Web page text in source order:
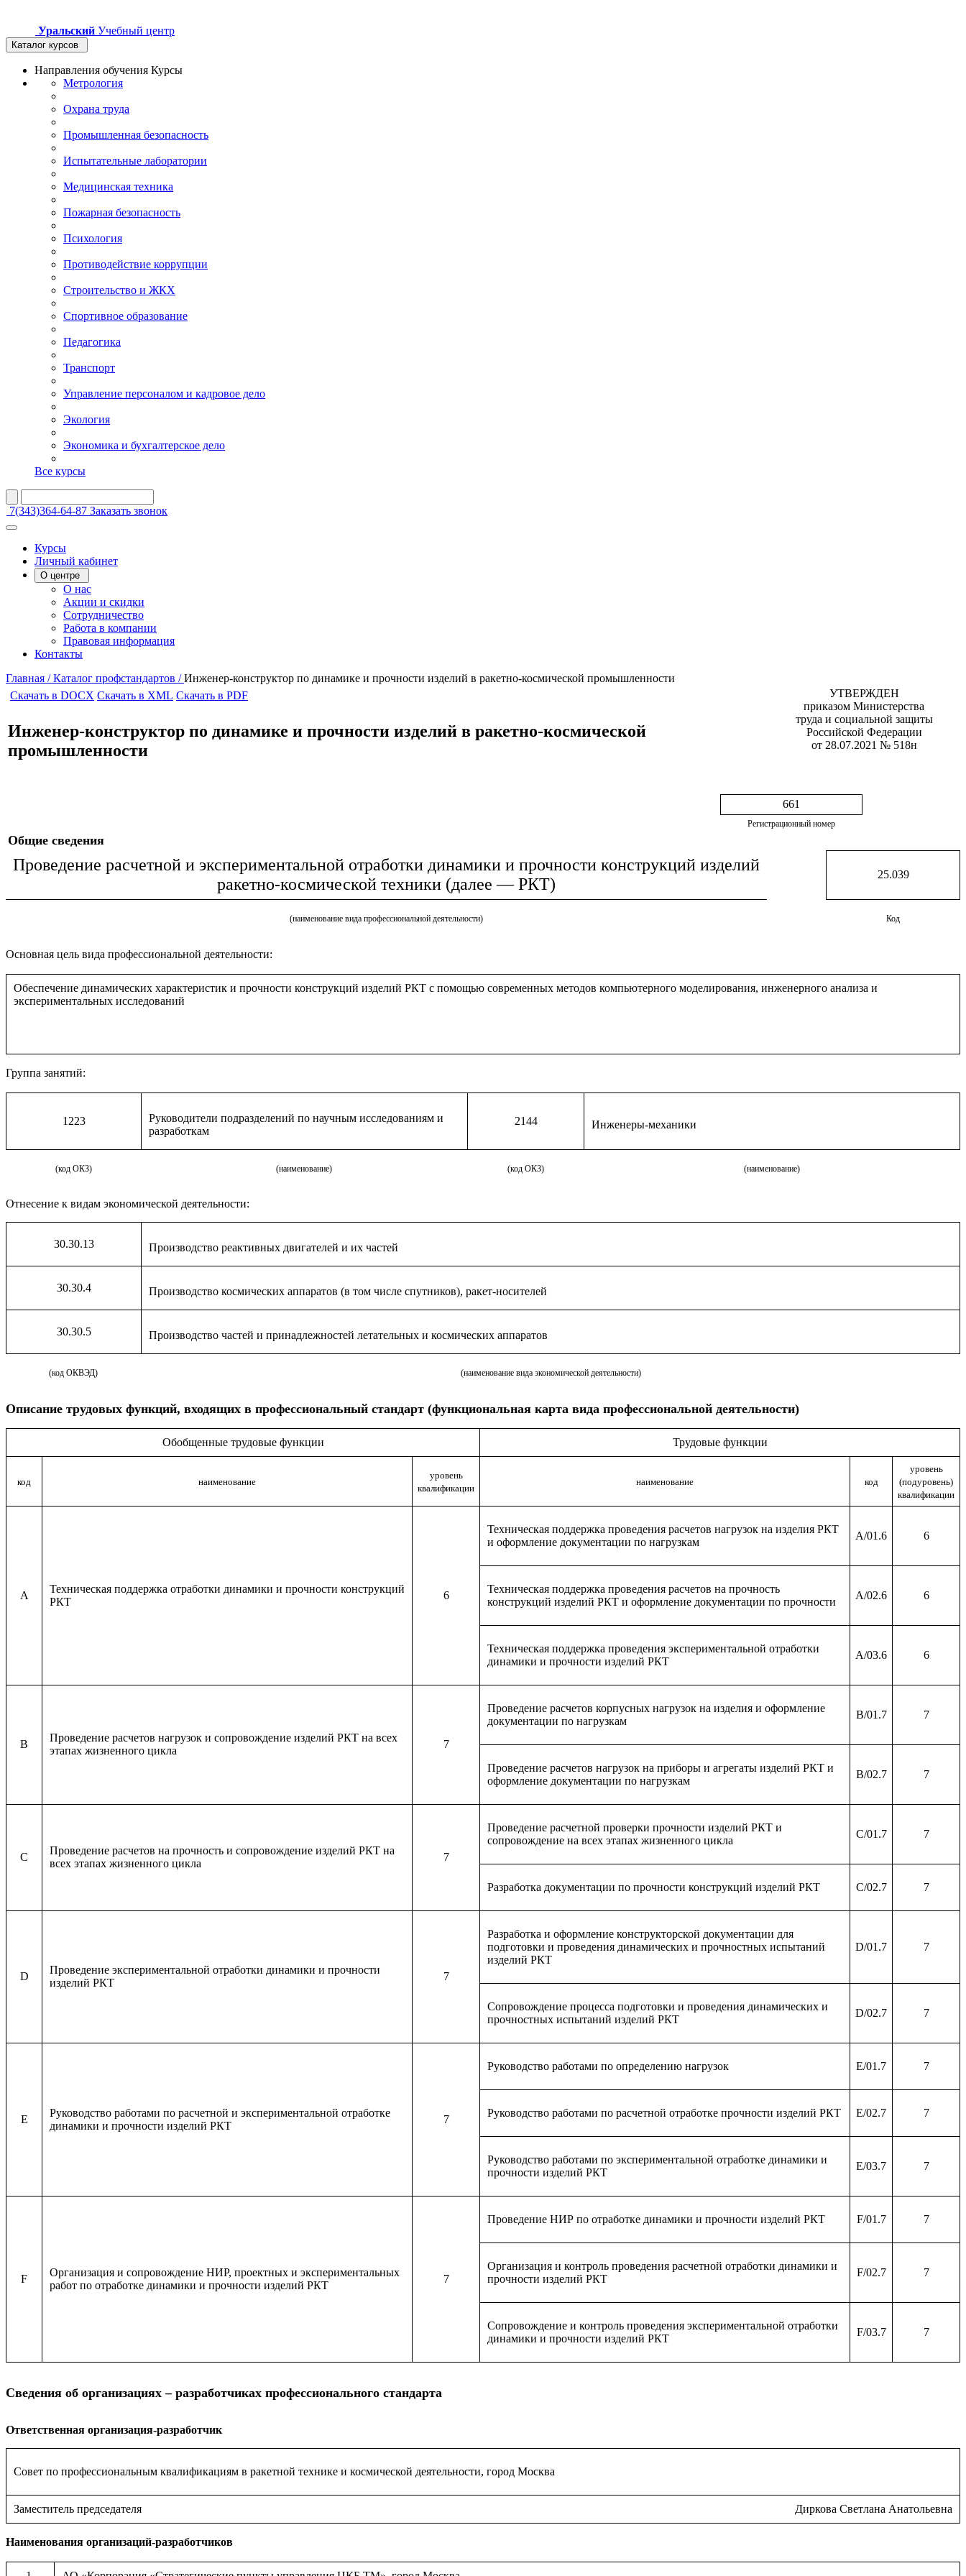
Уральский Учебный центр
Каталог курсов
Направления обучения Курсы
Метрология
Охрана труда
Промышленная безопасность
Испытательные лаборатории
Медицинская техника
Пожарная безопасность
Психология
Противодействие коррупции
Строительство и ЖКХ
Спортивное образование
Педагогика
Транспорт
Управление персоналом и кадровое дело
Экология
Экономика и бухгалтерское дело
Все курсы
7(343)364-64-87 Заказать звонок
Курсы
Личный кабинет
О центре
О нас
Акции и скидки
Сотрудничество
Работа в компании
Правовая информация
Контакты
Главная /Каталог профстандартов /Инженер-конструктор по динамике и прочности изделий в ракетно-космической промышленности
Скачать в DOCX Скачать в XML Скачать в PDF
УТВЕРЖДЕН
приказом Министерства
труда и социальной защиты
Российской Федерации
от 28.07.2021 № 518н
Инженер-конструктор по динамике и прочности изделий в ракетно-космической
промышленности
661
Регистрационный номер
Общие сведения
Проведение расчетной и экспериментальной отработки динамики и прочности конструкций изделий
ракетно-космической техники (далее — РКТ)
25.039
(наименование вида профессиональной деятельности) Код
Основная цель вида профессиональной деятельности:
Обеспечение динамических характеристик и прочности конструкций изделий РКТ с помощью современных методов компьютерного моделирования, инженерного анализа и
экспериментальных исследований
Группа занятий:
1223
Руководители подразделений по научным исследованиям и
разработкам
2144 Инженеры-механики
(код ОКЗ) (наименование) (код ОКЗ) (наименование)
Отнесение к видам экономической деятельности:
30.30.13 Производство реактивных двигателей и их частей
30.30.4 Производство космических аппаратов (в том числе спутников), ракет-носителей
30.30.5 Производство частей и принадлежностей летательных и космических аппаратов
(код ОКВЭД) (наименование вида экономической деятельности)
Описание трудовых функций, входящих в профессиональный стандарт (функциональная карта вида профессиональной деятельности)
Обобщенные трудовые функции Трудовые функции
код наименование
уровень
квалификации
наименование код
уровень
(подуровень)
квалификации
A
Техническая поддержка отработки динамики и прочности конструкций
РКТ
6
Техническая поддержка проведения расчетов нагрузок на изделия РКТ
и оформление документации по нагрузкам
A/01.6 6
Техническая поддержка проведения расчетов на прочность
конструкций изделий РКТ и оформление документации по прочности
A/02.6 6
Техническая поддержка проведения экспериментальной отработки
динамики и прочности изделий РКТ
A/03.6 6
B
Проведение расчетов нагрузок и сопровождение изделий РКТ на всех
этапах жизненного цикла
7
Проведение расчетов корпусных нагрузок на изделия и оформление
документации по нагрузкам
B/01.7 7
Проведение расчетов нагрузок на приборы и агрегаты изделий РКТ и
оформление документации по нагрузкам
B/02.7 7
C
Проведение расчетов на прочность и сопровождение изделий РКТ на
всех этапах жизненного цикла
7
Проведение расчетной проверки прочности изделий РКТ и
сопровождение на всех этапах жизненного цикла
C/01.7 7
Разработка документации по прочности конструкций изделий РКТ C/02.7 7
D
Проведение экспериментальной отработки динамики и прочности
изделий РКТ
7
Разработка и оформление конструкторской документации для
подготовки и проведения динамических и прочностных испытаний
изделий РКТ
D/01.7 7
Сопровождение процесса подготовки и проведения динамических и
прочностных испытаний изделий РКТ
D/02.7 7
E
Руководство работами по расчетной и экспериментальной отработке
динамики и прочности изделий РКТ
7
Руководство работами по определению нагрузок E/01.7 7
Руководство работами по расчетной отработке прочности изделий РКТ E/02.7 7
Руководство работами по экспериментальной отработке динамики и
прочности изделий РКТ
E/03.7 7
F
Организация и сопровождение НИР, проектных и экспериментальных
работ по отработке динамики и прочности изделий РКТ
7
Проведение НИР по отработке динамики и прочности изделий РКТ F/01.7 7
Организация и контроль проведения расчетной отработки динамики и
прочности изделий РКТ
F/02.7 7
Сопровождение и контроль проведения экспериментальной отработки
динамики и прочности изделий РКТ
F/03.7 7
Сведения об организациях – разработчиках профессионального стандарта
Ответственная организация-разработчик
Совет по профессиональным квалификациям в ракетной технике и космической деятельности, город Москва
Заместитель председателя Диркова Светлана Анатольевна
Наименования организаций-разработчиков